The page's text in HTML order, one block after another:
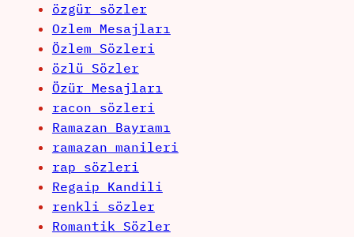
özgür sözler
Ozlem Mesajları
Özlem Sözleri
özlü Sözler
Özür Mesajları
racon sözleri
Ramazan Bayramı
ramazan manileri
rap sözleri
Regaip Kandili
renkli sözler
Romantik Sözler